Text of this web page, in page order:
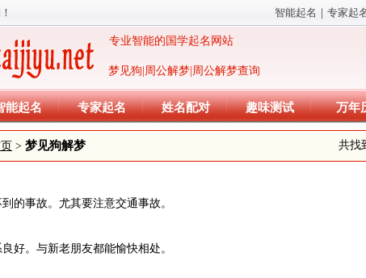
智能起名 ｜ 专家起
梦见狗|周公解梦|周公解梦查询
专业智能的国学起名网站
能起名 专家起名 姓名配对 趣味测试 万年
共找
> 梦见狗解梦
的事故。尤其要注意交通事故。
好。与新老朋友都能愉快相处。